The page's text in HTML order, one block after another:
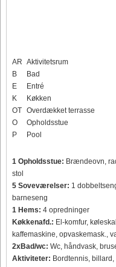
AR Aktivitetsrum
B
Bad
E
Entré
K
Køkken
OT Overdækket terrasse
O
Opholdsstue
P
Pool
1 Opholdsstue: Brændeovn,
stol
5 Soveværelser: 1
barneseng
1 Hems: 4 opredninger
Køkkenafd.: El-komfur,
kaffemaskine, opvaskemask.,
2xBad/wc: Wc, håndvask,
Aktiviteter: Bordtennis,